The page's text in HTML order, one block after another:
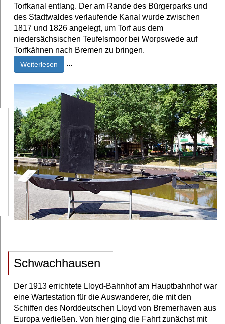
Torfkanal entlang. Der am Rande des Bürgerparks und
des Stadtwaldes verlaufende Kanal wurde zwischen
1817 und 1826 angelegt, um Torf aus dem
niedersächsischen Teufelsmoor bei Worpswede auf
Torfkähnen nach Bremen zu bringen.
Weiterlesen ...
Schwachhausen
Der 1913 errichtete Lloyd-Bahnhof am Hauptbahnhof war
eine Wartestation für die Auswanderer, die mit den
Schiffen des Norddeutschen Lloyd von Bremerhaven aus
Europa verließen. Von hier ging die Fahrt zunächst mit